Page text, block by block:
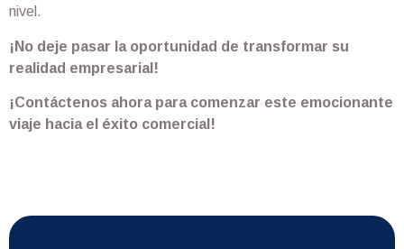
nivel.
¡No deje pasar la oportunidad de transformar su
realidad empresarial!
¡Contáctenos ahora para comenzar este emocionante
viaje hacia el éxito comercial!